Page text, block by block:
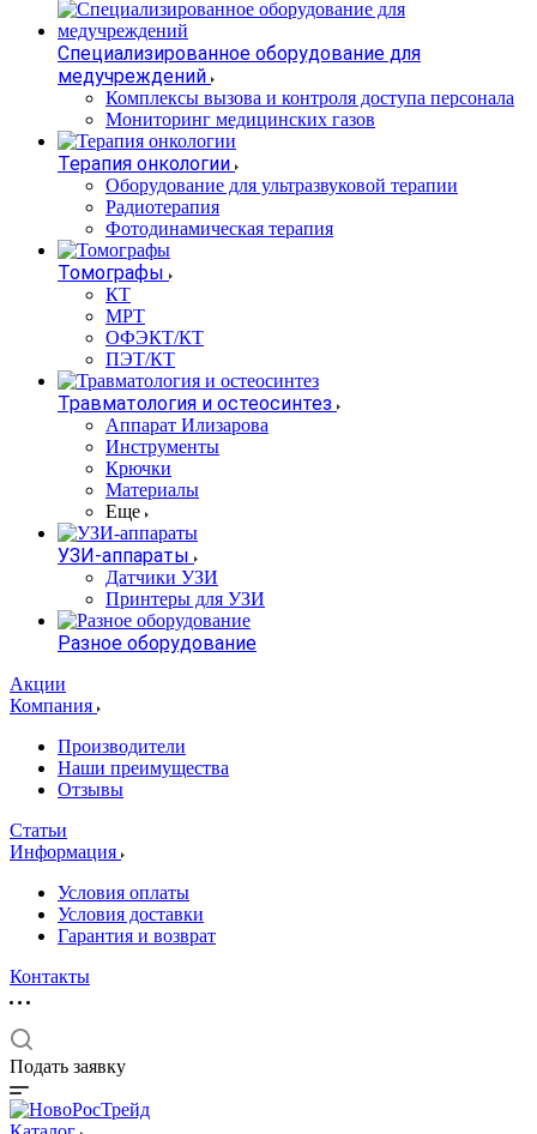
Специализированное оборудование для
медучреждений
Комплексы вызова и контроля доступа персонала
Мониторинг медицинских газов
Терапия онкологии
Оборудование для ультразвуковой терапии
Радиотерапия
Фотодинамическая терапия
Томографы
КТ
МРТ
ОФЭКТ/КТ
ПЭТ/КТ
Травматология и остеосинтез
Аппарат Илизарова
Инструменты
Крючки
Материалы
Еще
УЗИ-аппараты
Датчики УЗИ
Принтеры для УЗИ
Разное оборудование
Акции
Компания
Производители
Наши преимущества
Отзывы
Статьи
Информация
Условия оплаты
Условия доставки
Гарантия и возврат
Контакты
Подать заявку